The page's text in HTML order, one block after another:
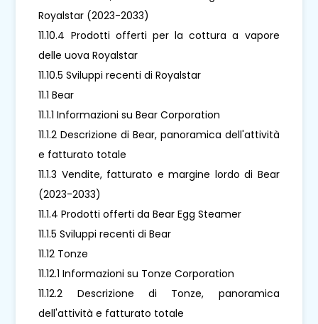
Royalstar (2023-2033)
11.10.4 Prodotti offerti per la cottura a vapore
delle uova Royalstar
11.10.5 Sviluppi recenti di Royalstar
11.1 Bear
11.1.1 Informazioni su Bear Corporation
11.1.2 Descrizione di Bear, panoramica dell'attività
e fatturato totale
11.1.3 Vendite, fatturato e margine lordo di Bear
(2023-2033)
11.1.4 Prodotti offerti da Bear Egg Steamer
11.1.5 Sviluppi recenti di Bear
11.12 Tonze
11.12.1 Informazioni su Tonze Corporation
11.12.2 Descrizione di Tonze, panoramica
dell'attività e fatturato totale